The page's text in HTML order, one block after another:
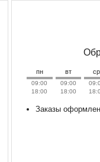
пн вт ср
09:00
18:00
09:00
18:00
Заказы